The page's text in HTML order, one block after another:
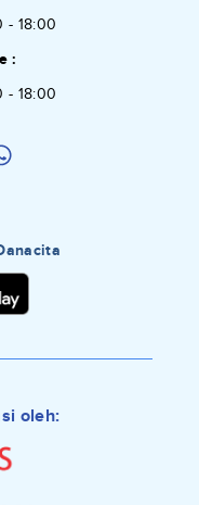
- 18:00
:
- 18:00
oleh: